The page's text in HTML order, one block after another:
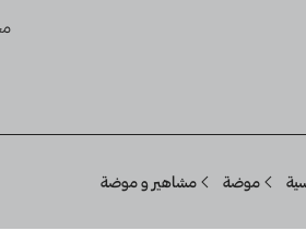
موضة مشاهير و موضة